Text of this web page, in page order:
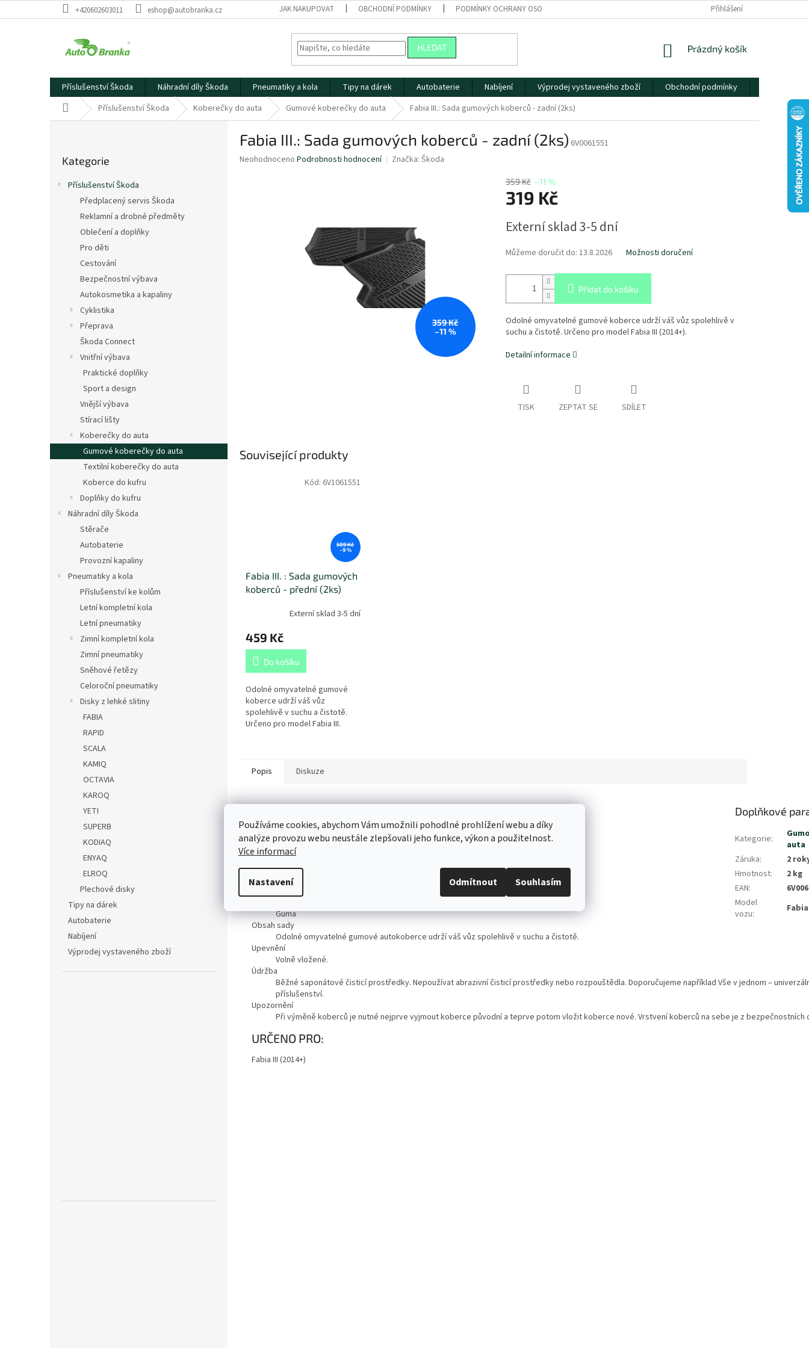
Používáme cookies, abychom Vám umožnili pohodlné prohlížení webu a díky
analýze provozu webu neustále zlepšovali jeho funkce, výkon a použitelnost.
Více informací
Nastavení Odmítnout Souhlasím
na
+420602603011 eshop@autobranka.cz JAK NAKUPOVAT OBCHODNÍ PODMÍNKY PODMÍNKY OCHRANY OSOBNÍCH ÚDAJŮ Přihlášení
HLEDAT
NÁKUPNÍ
Prázdný košík
Příslušenství Škoda Náhradní díly Škoda Pneumatiky a kola Tipy na dárek Autobaterie Nabíjení Výprodej vystaveného zboží Obchodní podmínky
Domů Příslušenství Škoda Koberečky do auta Gumové koberečky do auta Fabia III.: Sada gumových koberců - zadní (2ks)
kategorie
Kategorie
Příslušenství Škoda
Předplacený servis Škoda
Reklamní a drobné předměty
Oblečení a doplňky
Pro děti
Cestování
Bezpečnostní výbava
Autokosmetika a kapaliny
Cyklistika
Přeprava
Škoda Connect
Vnitřní výbava
Praktické doplňky
Sport a design
Vnější výbava
Stírací lišty
Koberečky do auta
Gumové koberečky do auta
Textilní koberečky do auta
Koberce do kufru
Doplňky do kufru
Náhradní díly Škoda
Stěrače
Autobaterie
Provozní kapaliny
Pneumatiky a kola
Příslušenství ke kolům
Letní kompletní kola
Letní pneumatiky
Zimní kompletní kola
Zimní pneumatiky
Sněhové řetězy
Celoroční pneumatiky
Disky z lehké slitiny
FABIA
RAPID
SCALA
KAMIQ
OCTAVIA
KAROQ
YETI
SUPERB
KODIAQ
ENYAQ
ELROQ
Plechové disky
Tipy na dárek
Autobaterie
Nabíjení
Výprodej vystaveného zboží
Fabia III.: Sada gumových koberců - zadní (2ks) 6V0061551
Průměrné
Neohodnoceno Podrobnosti hodnocení Značka: Škoda
359 Kč
–11 %
359 Kč –11 %
319 Kč
cena:
Externí sklad 3-5 dní
Můžeme doručit do: 13.8.2026 Možnosti doručení
Přidat do košíku
Odolné omyvatelné gumové koberce udrží váš vůz spolehlivě v
suchu a čistotě. Určeno pro model Fabia III (2014+).
Detailní informace
TISK ZEPTAT SE SDÍLET
Související produkty
509 Kč
–9 %
Fabia III. : Sada gumových
koberců - přední (2ks)
Externí sklad 3-5 dní
459 Kč
Do košíku
Odolné omyvatelné gumové
koberce udrží váš vůz
spolehlivě v suchu a čistotě.
Určeno pro model Fabia III.
Kód: 6V1061551
Popis Diskuze
TECHNICKÁ SPECIFIKACE
Kód produktu
6V0061551
Barva
Guma
Obsah sady
Odolné omyvatelné gumové autokoberce udrží váš vůz spolehlivě v suchu a čistotě.
Upevnění
Volně vložené.
Údržba
Běžné saponátové čisticí prostředky. Nepoužívat abrazivní čisticí prostředky nebo rozpouštědla. Doporučujeme například Vše v jednom –
příslušenství.
Upozornění
Při výměně koberců je nutné nejprve vyjmout koberce původní a teprve potom vložit koberce nové. Vrstvení koberců na sebe je z bezpečnostních
URČENO PRO:
Fabia III (2014+)
Doplňkové
Kategorie:
auta
Záruka:
2
Hmotnost:
2 kg
EAN:
Model
vozu: